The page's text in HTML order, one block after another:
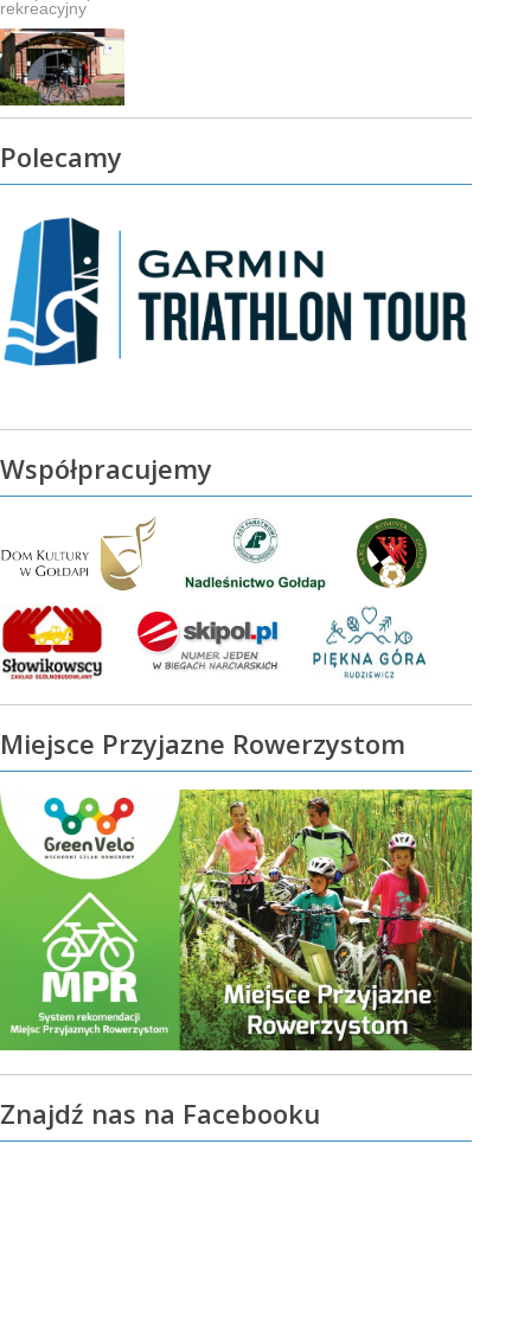
rekreacyjny
Polecamy
Współpracujemy
Miejsce Przyjazne Rowerzystom
Znajdź nas na Facebooku